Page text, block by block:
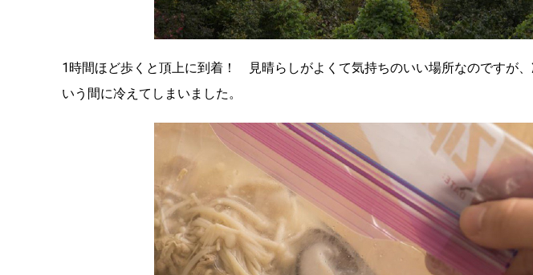
1時間ほど歩くと頂上に到着！ 見晴らしがよくて気持ちのいい場所なのですが
いう間に冷えてしまいました。